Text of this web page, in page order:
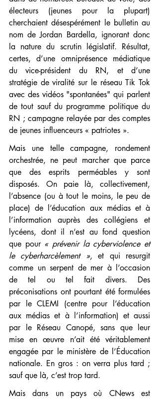
électeurs (jeunes pour la plupart)
cherchaient désespérément le bulletin au
nom de Jordan Bardella, ignorant donc
la nature du scrutin législatif. Résultat,
certes, d’une omniprésence médiatique
du vice-président du RN, et d’une
stratégie de viralité sur le réseau Tik Tok
avec des vidéos "spontanées" qui parlent
de tout sauf du programme politique du
RN ; campagne relayée par des comptes
de jeunes influenceurs « patriotes ».
Mais une telle campagne, rondement
orchestrée, ne peut marcher que parce
que des esprits perméables y sont
disposés. On paie là, collectivement,
l’absence (ou à tout le moins, le peu de
place) de l’éducation aux médias et à
l’information auprès des collégiens et
lycéens, dont il n’est au fond question
que pour « prévenir la cyberviolence et
le cyberharcèlement », et qui resurgit
comme un serpent de mer à l’occasion
de tel ou tel fait divers. Des
préconisations ont pourtant été formulées
par le CLEMI (centre pour l’éducation
aux médias et à l’information) et aussi
par le Réseau Canopé, sans que leur
mise en œuvre n’ait été véritablement
engagée par le ministère de l’Éducation
nationale. En gros : on verra plus tard ;
sauf que là, c’est trop tard.
Mais dans un pays où CNews est